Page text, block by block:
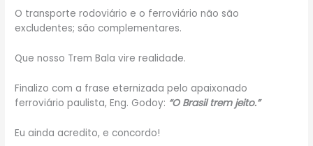
O transporte rodoviário e o ferroviário não são
excludentes; são complementares.
Que nosso Trem Bala vire realidade.
Finalizo com a frase eternizada pelo apaixonado
ferroviário paulista, Eng. Godoy: “O Brasil trem jeito.”
Eu ainda acredito, e concordo!